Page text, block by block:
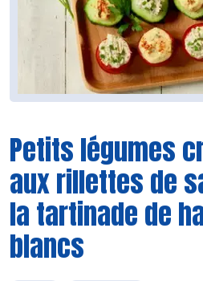
Petits légumes
aux rillettes de
la tartinade de
blancs